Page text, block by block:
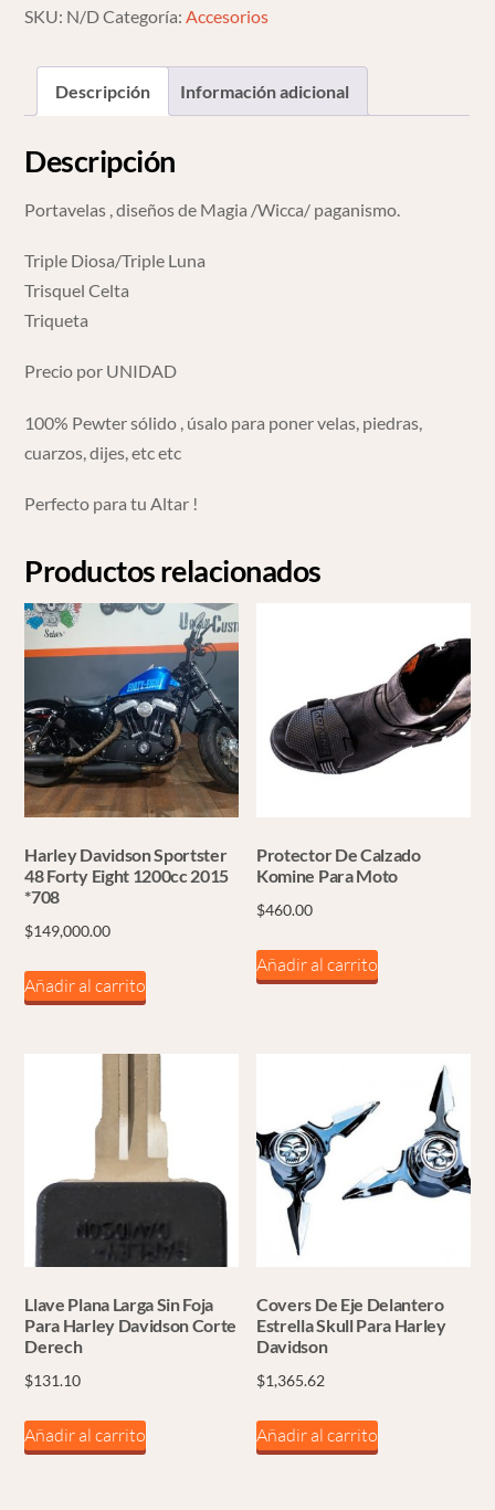
cantidad
SKU: N/DCategoría: Accesorios
Descripción Información adicional
Descripción
Portavelas , diseños de Magia /Wicca/ paganismo.
Triple Diosa/Triple Luna
Trisquel Celta
Triqueta
Precio por UNIDAD
100% Pewter sólido , úsalo para poner velas, piedras,
cuarzos, dijes, etc etc
Perfecto para tu Altar !
Productos relacionados
Harley Davidson Sportster
48 Forty Eight 1200cc 2015
*708
$149,000.00
Añadir al carrito
Protector De Calzado
Komine Para Moto
$460.00
Añadir al carrito
Llave Plana Larga Sin Foja
Para Harley Davidson Corte
Derech
$131.10
Añadir al carrito
Covers De Eje Delantero
Estrella Skull Para Harley
Davidson
$1,365.62
Añadir al carrito